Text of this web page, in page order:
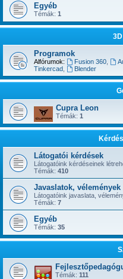
Egyéb
Témák: 1
Programok
Alfórumok: Fusion 360,
Tinkercad
Blender
Cupra Leon
Témák: 1
Látogatói kérdések
Látogatóink kérdéseinek
Témák: 410
Javaslatok, vélemények
Látogatóink javaslata,
Témák: 7
Egyéb
Témák: 35
Témák: 111